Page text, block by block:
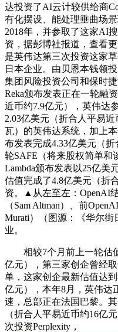
达投资了AI云计较供给商
有化摆设、能处理垂曲场
2018年，并参取了这家AI
资，据彭博社报道，查看
是英伟达第三次投资这家
日本企业。由贝恩本钱领
集团风险投资公司和保时
Reka颁布发表正在一轮融
近币约7.9亿元），英伟达
2.03亿美元（折合人平易
瓦）的英伟达系统，加上
布发表完成4.33亿美元（
轮SAFE（将来股权简单和
Lambda颁布发表以25亿美
估值完成了4.8亿美元（折
资。▲从左至左：OpenAI
（Sam Altman）、前
Murati）（图源：《华尔
业。
相较7个月前上一轮估值
亿元），第三家创企曾经
单，这家创企最新估值达
亿元），本年8月，英伟达
速，总部正在法国巴黎。其
（折合人平易近币约16亿
次投资Perplexity，